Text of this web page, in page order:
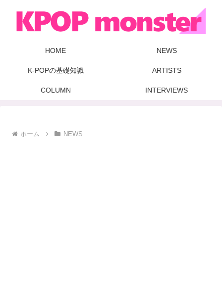
HOME NEWS
K-POPの基礎知識 ARTISTS
COLUMN INTERVIEWS
ホーム NEWS